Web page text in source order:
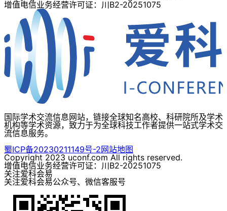
增值电信业务经营许可证：川B2-20251075
国际学术交流信息网站，链接全球知名高校、科研院所及学术
机构等学术资源，致力于为全球科技工作者提供一站式学术交
流信息服务。
蜀ICP备20230211149号-2网站地图
Copyright 2023 uconf.com All rights reserved.
增值电信业务经营许可证：川B2-20251075
关注爱科会易
关注爱科会易公众号、微信客服号